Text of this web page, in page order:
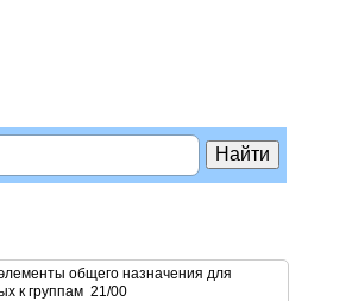
общего назначения для
к группам 21/00